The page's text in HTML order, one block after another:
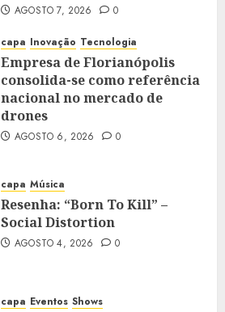
AGOSTO 7, 2026 0
capa Inovação Tecnologia
Empresa de Florianópolis
consolida-se como referência
nacional no mercado de
drones
AGOSTO 6, 2026 0
capa Música
Resenha: “Born To Kill” –
Social Distortion
AGOSTO 4, 2026 0
capa Eventos Shows